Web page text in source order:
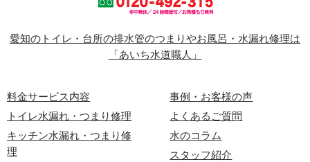
愛知のトイレ・台所の排水管のつまりやお風呂・水漏れ修理は
「あいち水道職人」
料金サービス内容
トイレ水漏れ・つまり修理
キッチン水漏れ・つまり修
理
事例・お客様の声
よくあるご質問
水のコラム
スタッフ紹介